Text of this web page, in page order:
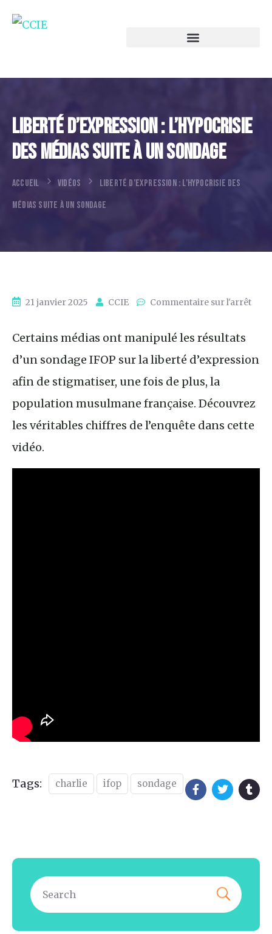
Liberté D’expression : L’hypocrisie
Des Médias Suite À Un Sondage
ACCUEIL VIDÉOS
LIBERTÉ D’EXPRESSION : L’HYPOCRISIE DES
MÉDIAS SUITE À UN SONDAGE
21 janvier 2025 CCIE Commentaire sur l'arrêt
Certains médias ont manipulé les résultats
d’un sondage IFOP sur la liberté d’expression
afin de stigmatiser, une fois de plus, la
population musulmane française. Découvrez
les véritables chiffres de l’enquête dans cette
vidéo.
Tags: charlie ifop sondage